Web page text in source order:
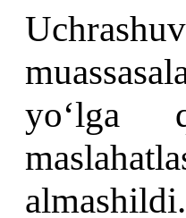
yoʻlga
almashildi.